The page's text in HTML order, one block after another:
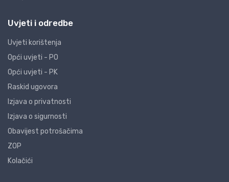
Uvjeti i odredbe
Uvjeti korištenja
Opći uvjeti - PO
Opći uvjeti - PK
Raskid ugovora
Izjava o privatnosti
Izjava o sigurnosti
Obavijest potrošačima
ZOP
Kolačići